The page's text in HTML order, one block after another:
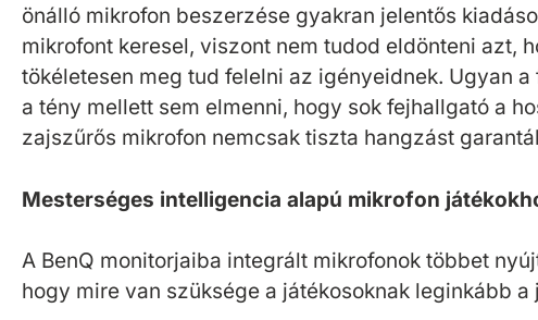
önálló mikrofon beszerzése gyakran jelentős
mikrofont keresel, viszont nem tudod eldönteni azt,
tökéletesen meg tud felelni az igényeidnek. Ugyan
a tény mellett sem elmenni, hogy sok fejhallgató a
zajszűrős mikrofon nemcsak tiszta hangzást
Mesterséges intelligencia alapú mikrofon
A BenQ monitorjaiba integrált mikrofonok többet
hogy mire van szüksége a játékosoknak leginkább